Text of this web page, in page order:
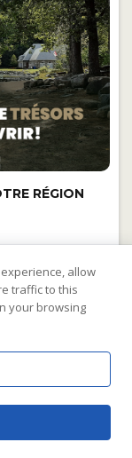
RÉGION
allow
traffic to this
your browsing